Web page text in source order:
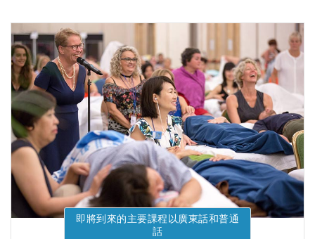
即將到來的主要課程以廣東話和普通
話